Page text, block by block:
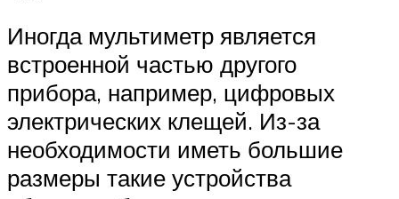
Иногда мультиметр является
встроенной частью другого
прибора, например, цифровых
электрических клещей. Из-за
необходимости иметь большие
размеры такие устройства